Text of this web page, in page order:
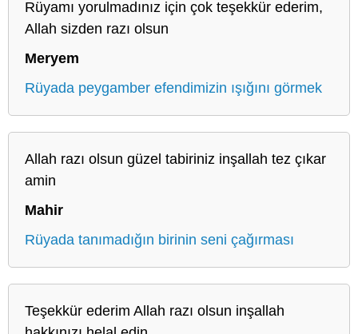
Rüyamı yorulmadınız için çok teşekkür ederim,
Allah sizden razı olsun
Meryem
Rüyada peygamber efendimizin ışığını görmek
Allah razı olsun güzel tabiriniz inşallah tez çıkar
amin
Mahir
Rüyada tanımadığın birinin seni çağırması
Teşekkür ederim Allah razı olsun inşallah